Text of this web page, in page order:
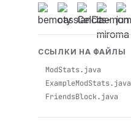
ССЫЛКИ НА ФАЙЛЫ
ModStats.java
ExampleModStats.java
FriendsBlock.java